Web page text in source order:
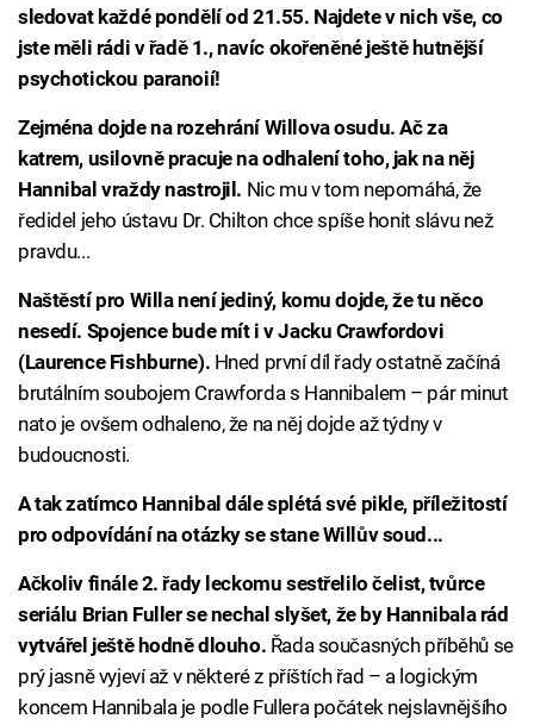
sledovat každé pondělí od 21.55. Najdete v nich vše, co
jste měli rádi v řadě 1., navíc okořeněné ještě hutnější
psychotickou paranoií!
Zejména dojde na rozehrání Willova osudu. Ač za
katrem, usilovně pracuje na odhalení toho, jak na něj
Hannibal vraždy nastrojil. Nic mu v tom nepomáhá, že
ředidel jeho ústavu Dr. Chilton chce spíše honit slávu než
pravdu...
Naštěstí pro Willa není jediný, komu dojde, že tu něco
nesedí. Spojence bude mít i v Jacku Crawfordovi
(Laurence Fishburne). Hned první díl řady ostatně začíná
brutálním soubojem Crawforda s Hannibalem – pár minut
nato je ovšem odhaleno, že na něj dojde až týdny v
budoucnosti.
A tak zatímco Hannibal dále splétá své pikle, příležitostí
pro odpovídání na otázky se stane Willův soud...
Ačkoliv finále 2. řady leckomu sestřelilo čelist, tvůrce
seriálu Brian Fuller se nechal slyšet, že by Hannibala rád
vytvářel ještě hodně dlouho. Řada současných příběhů se
prý jasně vyjeví až v některé z příštích řad – a logickým
koncem Hannibala je podle Fullera počátek nejslavnějšího